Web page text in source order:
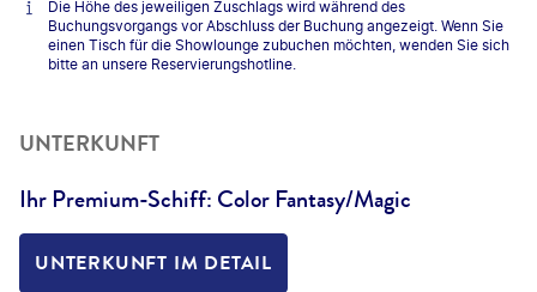
Die Höhe des jeweiligen Zuschlags wird während des
Buchungsvorgangs vor Abschluss der Buchung angezeigt. Wenn Sie
einen Tisch für die Showlounge zubuchen möchten, wenden Sie sich
bitte an unsere Reservierungshotline.
UNTERKUNFT
Ihr Premium-Schiff: Color Fantasy/Magic
UNTERKUNFT IM DETAIL